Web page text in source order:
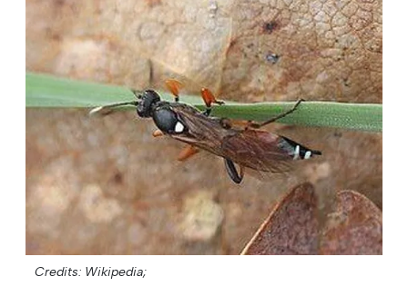
Credits: Wikipedia;